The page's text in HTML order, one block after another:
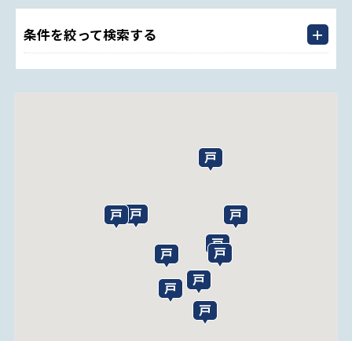
条件を絞って検索する